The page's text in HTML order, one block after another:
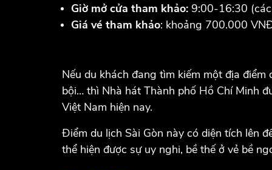
Giờ mở cửa tham khảo: 9:00-16:30
Giá vé tham khảo: khoảng 700.000
Nếu du khách đang tìm kiếm một địa
bội… thì Nhà hát Thành phố Hồ Chí Minh
Việt Nam hiện nay.
Điểm du lịch Sài Gòn này có diện tích lên
thể hiện được sự uy nghi, bề thế ở vẻ bề